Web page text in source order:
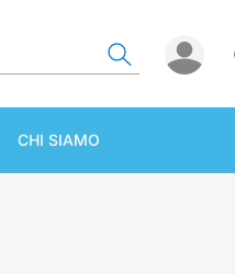
CHI SIAMO